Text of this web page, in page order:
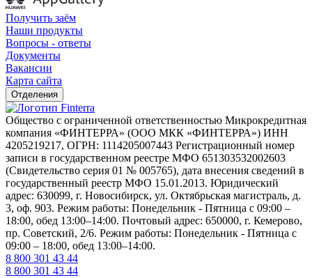
Получить заём
Наши продукты
Вопросы - ответы
Документы
Вакансии
Карта сайта
Отделения
Общество с ограниченной ответственностью Микрокредитная
компания «ФИНТЕРРА» (ООО МКК «ФИНТЕРРА») ИНН
4205219217, ОГРН: 1114205007443 Регистрационный номер
записи в государственном реестре МФО 651303532002603
(Свидетельство серия 01 № 005765), дата внесения сведений в
государственный реестр МФО 15.01.2013. Юридический
адрес: 630099, г. Новосибирск, ул. Октябрьская магистраль, д.
3, оф. 903. Режим работы: Понедельник - Пятница с 09:00 –
18:00, обед 13:00–14:00. Почтовый адрес: 650000, г. Кемерово,
пр. Советский, 2/6. Режим работы: Понедельник - Пятница с
09:00 – 18:00, обед 13:00–14:00.
8 800 301 43 44
8 800 301 43 44